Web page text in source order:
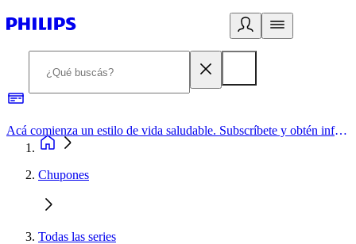
Acá comienza un estilo de vida saludable. Subscríbete y obtén información de primera mano
Chupones
Todas las series